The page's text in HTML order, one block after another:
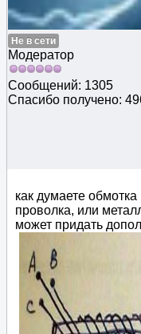
Не в сети
Модератор
Сообщений: 1305
Спасибо получено:
как думаете
проволка, или
может придать